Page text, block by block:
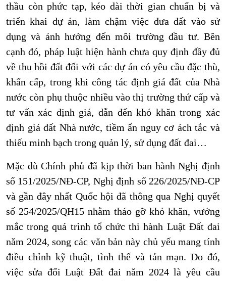
thầu còn phức tạp, kéo dài thời gian chuẩn bị và
triển khai dự án, làm chậm việc đưa đất vào sử
dụng và ảnh hưởng đến môi trường đầu tư. Bên
cạnh đó, pháp luật hiện hành chưa quy định đầy đủ
về thu hồi đất đối với các dự án có yêu cầu đặc thù,
khẩn cấp, trong khi công tác định giá đất của Nhà
nước còn phụ thuộc nhiều vào thị trường thứ cấp và
tư vấn xác định giá, dẫn đến khó khăn trong xác
định giá đất Nhà nước, tiềm ẩn nguy cơ ách tắc và
thiếu minh bạch trong quản lý, sử dụng đất đai…
Mặc dù Chính phủ đã kịp thời ban hành Nghị định
số 151/2025/NĐ-CP, Nghị định số 226/2025/NĐ-CP
và gần đây nhất Quốc hội đã thông qua Nghị quyết
số 254/2025/QH15 nhằm tháo gỡ khó khăn, vướng
mắc trong quá trình tổ chức thi hành Luật Đất đai
năm 2024, song các văn bản này chủ yếu mang tính
điều chỉnh kỹ thuật, tình thế và tản mạn. Do đó,
việc sửa đổi Luật Đất đai năm 2024 là yêu cầu